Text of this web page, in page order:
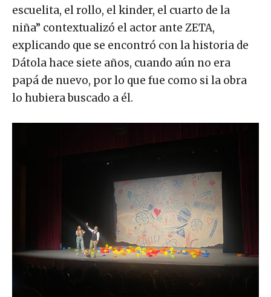
escuelita, el rollo, el kinder, el cuarto de la
niña” contextualizó el actor ante ZETA,
explicando que se encontró con la historia de
Dátola hace siete años, cuando aún no era
papá de nuevo, por lo que fue como si la obra
lo hubiera buscado a él.